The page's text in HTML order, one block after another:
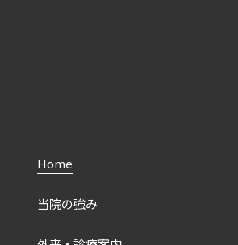
Home
当院の強み